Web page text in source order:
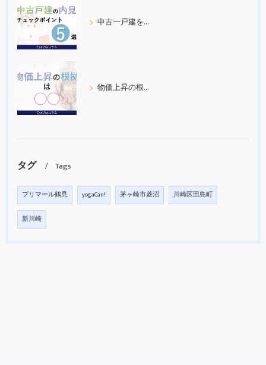
中古一戸建を内見する際の５つのチェックポイント
物価上昇の根拠について考えてみた
タグ Tags
プリマール鶴見 yogaCan! 茅ヶ崎市菱沼 川崎区田島町
新川崎